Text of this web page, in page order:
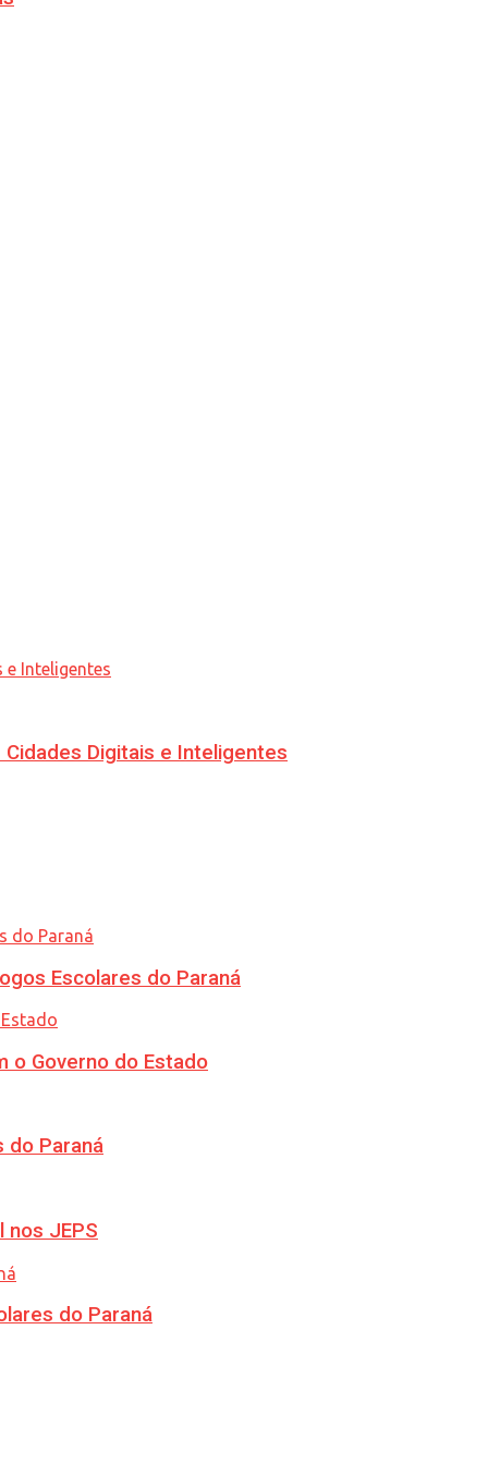
Digitais e Inteligentes
Escolares do Paraná
o Governo do Estado
do Paraná
JEPS
do Paraná